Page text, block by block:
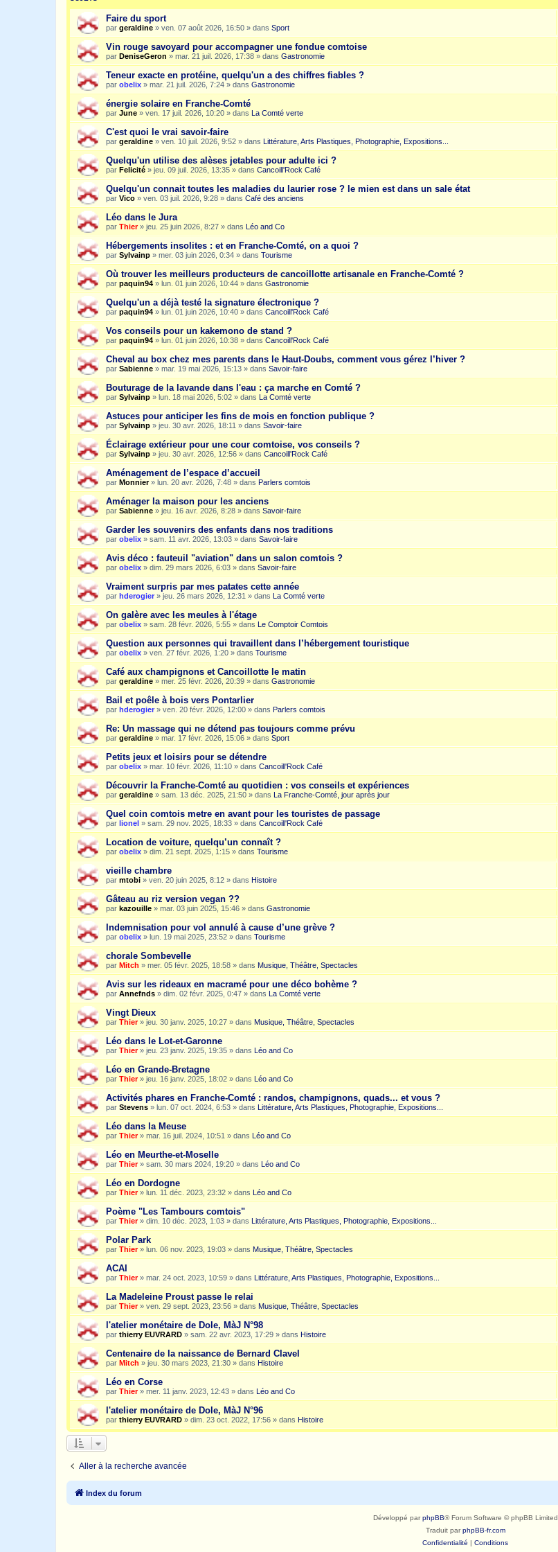
Faire du sport
par geraldine » ven. 07 août 2026, 16:50 » dans Sport
Vin rouge savoyard pour accompagner une fondue comtoise
par DeniseGeron » mar. 21 juil. 2026, 17:38 » dans Gastronomie
Teneur exacte en protéine, quelqu'un a des chiffres fiables ?
par obelix » mar. 21 juil. 2026, 7:24 » dans Gastronomie
énergie solaire en Franche-Comté
par June » ven. 17 juil. 2026, 10:20 » dans La Comté verte
C'est quoi le vrai savoir-faire
par geraldine » ven. 10 juil. 2026, 9:52 » dans Littérature, Arts Plastiques, Photographie, Expositions...
Quelqu'un utilise des alèses jetables pour adulte ici ?
par Felicité » jeu. 09 juil. 2026, 13:35 » dans Cancoill'Rock Café
Quelqu'un connait toutes les maladies du laurier rose ? le mien est dans un sale état
par Vico » ven. 03 juil. 2026, 9:28 » dans Café des anciens
Léo dans le Jura
par Thier» jeu. 25 juin 2026, 8:27 » dans Léo and Co
Hébergements insolites : et en Franche-Comté, on a quoi ?
par Sylvainp » mer. 03 juin 2026, 0:34 » dans Tourisme
Où trouver les meilleurs producteurs de cancoillotte artisanale en Franche-Comté ?
par paquin94 » lun. 01 juin 2026, 10:44 » dans Gastronomie
Quelqu'un a déjà testé la signature électronique ?
par paquin94 » lun. 01 juin 2026, 10:40 » dans Cancoill'Rock Café
Vos conseils pour un kakemono de stand ?
par paquin94 » lun. 01 juin 2026, 10:38 » dans Cancoill'Rock Café
Cheval au box chez mes parents dans le Haut-Doubs, comment vous gérez l’hiver ?
par Sabienne » mar. 19 mai 2026, 15:13 » dans Savoir-faire
Bouturage de la lavande dans l'eau : ça marche en Comté ?
par Sylvainp » lun. 18 mai 2026, 5:02 » dans La Comté verte
Astuces pour anticiper les fins de mois en fonction publique ?
par Sylvainp » jeu. 30 avr. 2026, 18:11 » dans Savoir-faire
Éclairage extérieur pour une cour comtoise, vos conseils ?
par Sylvainp » jeu. 30 avr. 2026, 12:56 » dans Cancoill'Rock Café
Aménagement de l’espace d’accueil
par Monnier» lun. 20 avr. 2026, 7:48 » dans Parlers comtois
Aménager la maison pour les anciens
par Sabienne » jeu. 16 avr. 2026, 8:28 » dans Savoir-faire
Garder les souvenirs des enfants dans nos traditions
par obelix » sam. 11 avr. 2026, 13:03 » dans Savoir-faire
Avis déco : fauteuil "aviation" dans un salon comtois ?
par obelix » dim. 29 mars 2026, 6:03 » dans Savoir-faire
Vraiment surpris par mes patates cette année
par hderogier » jeu. 26 mars 2026, 12:31 » dans La Comté verte
On galère avec les meules à l'étage
par obelix » sam. 28 févr. 2026, 5:55 » dans Le Comptoir Comtois
Question aux personnes qui travaillent dans l’hébergement touristique
par obelix » ven. 27 févr. 2026, 1:20 » dans Tourisme
Café aux champignons et Cancoillotte le matin
par geraldine » mer. 25 févr. 2026, 20:39 » dans Gastronomie
Bail et poêle à bois vers Pontarlier
par hderogier » ven. 20 févr. 2026, 12:00 » dans Parlers comtois
Re: Un massage qui ne détend pas toujours comme prévu
par geraldine » mar. 17 févr. 2026, 15:06 » dans Sport
Petits jeux et loisirs pour se détendre
par obelix » mar. 10 févr. 2026, 11:10 » dans Cancoill'Rock Café
Découvrir la Franche-Comté au quotidien : vos conseils et expériences
par geraldine » sam. 13 déc. 2025, 21:50 » dans La Franche-Comté, jour après jour
Quel coin comtois metre en avant pour les touristes de passage
par lionel » sam. 29 nov. 2025, 18:33 » dans Cancoill'Rock Café
Location de voiture, quelqu’un connaît ?
par obelix » dim. 21 sept. 2025, 1:15 » dans Tourisme
vieille chambre
par mtobi » ven. 20 juin 2025, 8:12 » dans Histoire
Gâteau au riz version vegan ??
par kazouille » mar. 03 juin 2025, 15:46 » dans Gastronomie
Indemnisation pour vol annulé à cause d’une grève ?
par obelix » lun. 19 mai 2025, 23:52 » dans Tourisme
chorale Sombevelle
par Mitch » mer. 05 févr. 2025, 18:58 » dans Musique, Théâtre, Spectacles
Avis sur les rideaux en macramé pour une déco bohème ?
par Annefnds » dim. 02 févr. 2025, 0:47 » dans La Comté verte
Vingt Dieux
par Thier» jeu. 30 janv. 2025, 10:27 » dans Musique, Théâtre, Spectacles
Léo dans le Lot-et-Garonne
par Thier» jeu. 23 janv. 2025, 19:35 » dans Léo and Co
Léo en Grande-Bretagne
par Thier» jeu. 16 janv. 2025, 18:02 » dans Léo and Co
Activités phares en Franche-Comté : randos, champignons, quads... et vous ?
par Stevens » lun. 07 oct. 2024, 6:53 » dans Littérature, Arts Plastiques, Photographie, Expositions...
Léo dans la Meuse
par Thier» mar. 16 juil. 2024, 10:51 » dans Léo and Co
Léo en Meurthe-et-Moselle
par Thier» sam. 30 mars 2024, 19:20 » dans Léo and Co
Léo en Dordogne
par Thier» lun. 11 déc. 2023, 23:32 » dans Léo and Co
Poème "Les Tambours comtois"
par Thier» dim. 10 déc. 2023, 1:03 » dans Littérature, Arts Plastiques, Photographie, Expositions...
Polar Park
par Thier» lun. 06 nov. 2023, 19:03 » dans Musique, Théâtre, Spectacles
ACAI
par Thier» mar. 24 oct. 2023, 10:59 » dans Littérature, Arts Plastiques, Photographie, Expositions...
La Madeleine Proust passe le relai
par Thier» ven. 29 sept. 2023, 23:56 » dans Musique, Théâtre, Spectacles
l'atelier monétaire de Dole, MàJ N°98
par thierry EUVRARD » sam. 22 avr. 2023, 17:29 » dans Histoire
Centenaire de la naissance de Bernard Clavel
par Mitch » jeu. 30 mars 2023, 21:30 » dans Histoire
Léo en Corse
par Thier» mer. 11 janv. 2023, 12:43 » dans Léo and Co
l'atelier monétaire de Dole, MàJ N°96
par thierry EUVRARD » dim. 23 oct. 2022, 17:56 » dans Histoire
Aller à la recherche avancée
Index du forum
Développé parphpBB® Forum Software © phpBB Limited
Traduit parphpBB-fr.com
Confidentialité | Conditions